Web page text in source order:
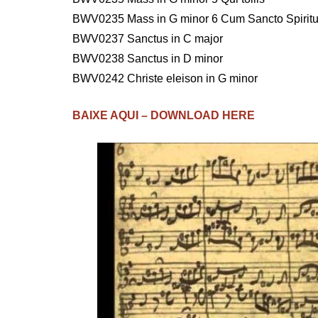
BWV0235 Mass in G minor 6 Cum Sancto Spiritu
BWV0237 Sanctus in C major
BWV0238 Sanctus in D minor
BWV0242 Christe eleison in G minor
BAIXE AQUI – DOWNLOAD HERE